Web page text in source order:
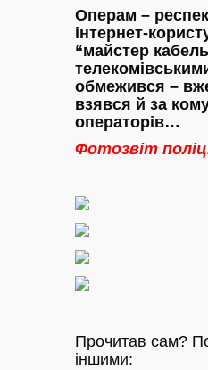
Операм –
інтернет-
“майстер
обмежився –
взявся й за
операторів…
Фотозвіт
Прочитав сам?
іншими: